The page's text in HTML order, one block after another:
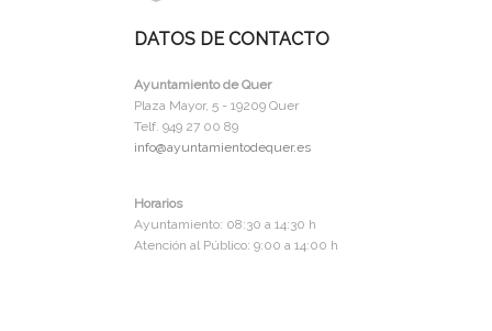
DATOS DE CONTACTO
Ayuntamiento de Quer
Plaza Mayor, 5 - 19209 Quer
Telf. 949 27 00 89
info@ayuntamientodequer.es
Horarios
Ayuntamiento: 08:30 a 14:30 h
Atención al Público: 9:00 a 14:00 h